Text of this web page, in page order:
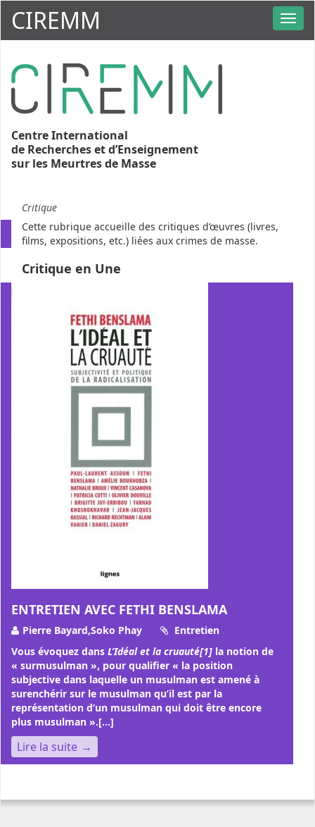
CIREMM
Centre International
de Recherches et d’Enseignement
sur les Meurtres de Masse
Critique
Cette rubrique accueille des critiques d’œuvres (livres,
films, expositions, etc.) liées aux crimes de masse.
Critique en Une
ENTRETIEN AVEC FETHI BENSLAMA
Pierre Bayard,Soko Phay
Entretien
Vous évoquez dans L’Idéal et la cruauté[1] la notion de
« surmusulman », pour qualifier « la position
subjective dans laquelle un musulman est amené à
surenchérir sur le musulman qu’il est par la
représentation d’un musulman qui doit être encore
plus musulman ».[...]
Lire la suite